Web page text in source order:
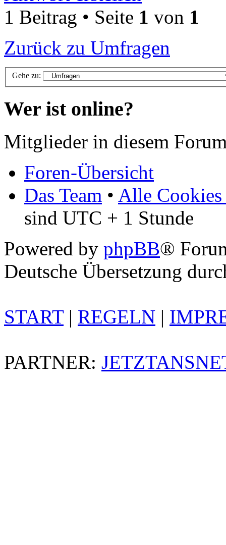
1 Beitrag • Seite 1 von 1
Zurück zu Umfragen
Gehe zu:
Wer ist online?
Mitglieder in diesem
Foren-Übersicht
Das Team • Alle Cookies
sind UTC + 1 Stunde
Powered by phpBB®
Deutsche Übersetzung
START| REGELN |
PARTNER: